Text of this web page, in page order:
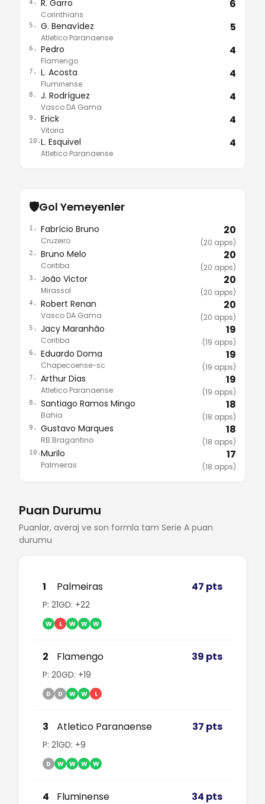
R. Garro
Corinthians
6
5. G. Benavídez
Atletico Paranaense
5
6. Pedro
Flamengo
4
7. L. Acosta
Fluminense
4
8. J. Rodríguez
Vasco DA Gama
4
9. Erick
Vitoria
4
10.L. Esquivel
Atletico Paranaense
4
🛡️Gol Yemeyenler
1. Fabrício Bruno
Cruzeiro
20
(20 apps)
2. Bruno Melo
Coritiba
20
(20 apps)
3. João Victor
Mirassol
20
(20 apps)
4. Robert Renan
Vasco DA Gama
20
(20 apps)
5. Jacy Maranhão
Coritiba
19
(19 apps)
6. Eduardo Doma
Chapecoense-sc
19
(19 apps)
7. Arthur Dias
Atletico Paranaense
19
(19 apps)
8. Santiago Ramos Mingo
Bahia
18
(18 apps)
9. Gustavo Marques
RB Bragantino
18
(18 apps)
10.Murilo
Palmeiras
17
(18 apps)
Puan Durumu
Puanlar, averaj ve son formla tam Serie A puan
durumu
1 Palmeiras 47 pts
P: 21GD: +22
W L W W W
2 Flamengo 39 pts
P: 20GD: +19
D D W W L
3 Atletico Paranaense 37 pts
P: 21GD: +9
D W W W W
4 Fluminense 34 pts